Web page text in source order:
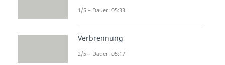
1/5 – Dauer: 05:33
Verbrennung
2/5 – Dauer: 05:17